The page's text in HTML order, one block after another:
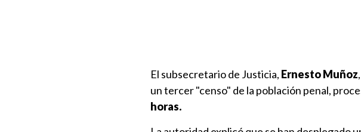
El subsecretario de Justicia, Ernesto Muñoz
un tercer "censo" de la población penal,
horas.